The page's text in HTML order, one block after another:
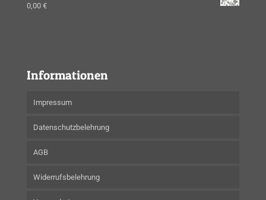
0,00 €
Informationen
Impressum
Datenschutzbelehrung
AGB
Widerrufsbelehrung